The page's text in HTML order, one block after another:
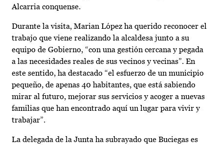
Alcarria conquense.
Durante la visita, Marian López ha querido reconocer el
trabajo que viene realizando la alcaldesa junto a su
equipo de Gobierno, “con una gestión cercana y pegada
a las necesidades reales de sus vecinos y vecinas”. En
este sentido, ha destacado “el esfuerzo de un municipio
pequeño, de apenas 40 habitantes, que está sabiendo
mirar al futuro, mejorar sus servicios y acoger a nuevas
familias que han encontrado aquí un lugar para vivir y
trabajar”.
La delegada de la Junta ha subrayado que Buciegas es